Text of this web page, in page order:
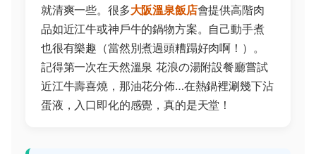
就清爽一些。很多大阪溫泉飯店會提供高階肉
品如近江牛或神戶牛的鍋物方案。自己動手煮
也很有樂趣（當然別煮過頭糟蹋好肉啊！）。
記得第一次在天然溫泉 花浪の湯附設餐廳嘗試
近江牛壽喜燒，那油花分佈…在熱鍋裡涮幾下沾
蛋液，入口即化的感覺，真的是天堂！